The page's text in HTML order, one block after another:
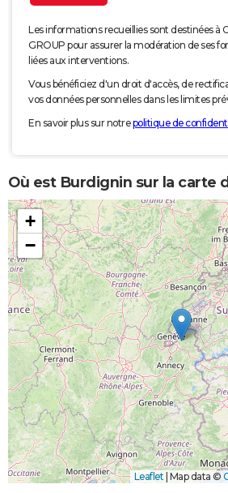
Les informations recueillies sont destinées à
GROUP pour assurer la modération de ses
liées aux interventions.
Vous bénéficiez d'un droit d'accès, de
vos données personnelles dans les limites
En savoir plus sur notrepolitique de
Où est Burdignin sur la carte
+
−
Leaflet Map data ©